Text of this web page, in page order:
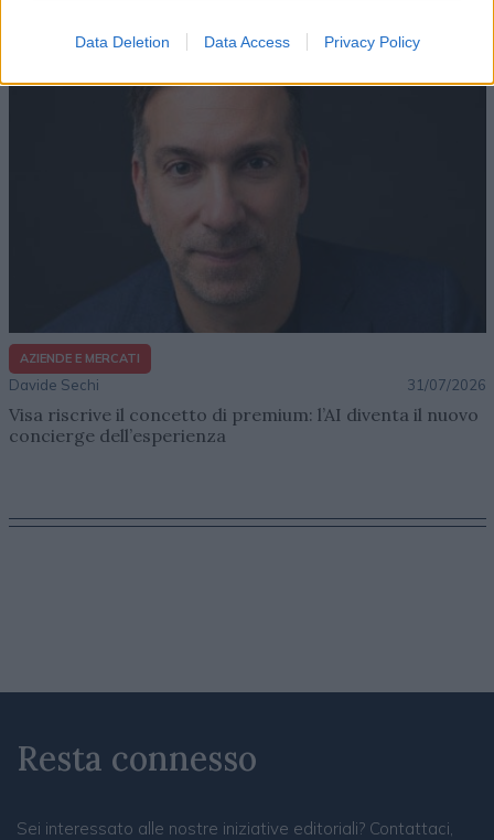
Data Deletion Data Access Privacy Policy
AZIENDE E MERCATI
Davide Sechi 31/07/2026
Visa riscrive il concetto di premium: l’AI diventa il nuovo
concierge dell’esperienza
Resta connesso
Sei interessato alle nostre iniziative editoriali? Contattaci,